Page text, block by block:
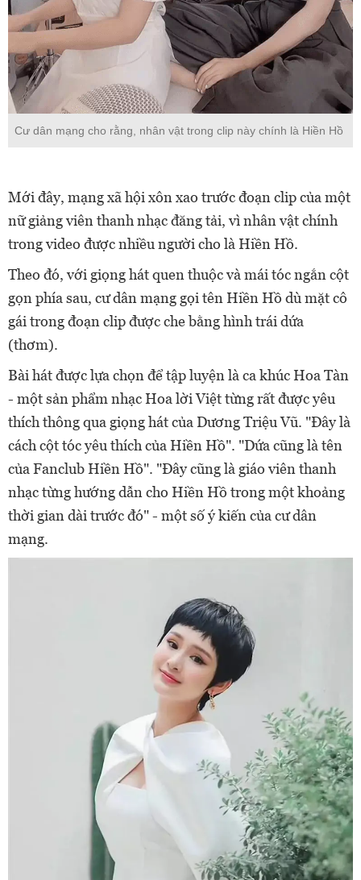
Cư dân mạng cho rằng, nhân vật trong clip này chính là Hiền Hồ
Mới đây, mạng xã hội xôn xao trước đoạn clip của một
nữ giảng viên thanh nhạc đăng tải, vì nhân vật chính
trong video được nhiều người cho là Hiền Hồ.
Theo đó, với giọng hát quen thuộc và mái tóc ngắn cột
gọn phía sau, cư dân mạng gọi tên Hiền Hồ dù mặt cô
gái trong đoạn clip được che bằng hình trái dứa
(thơm).
Bài hát được lựa chọn để tập luyện là ca khúc Hoa Tàn
- một sản phẩm nhạc Hoa lời Việt từng rất được yêu
thích thông qua giọng hát của Dương Triệu Vũ. "Đây là
cách cột tóc yêu thích của Hiền Hồ". "Dứa cũng là tên
của Fanclub Hiền Hồ". "Đây cũng là giáo viên thanh
nhạc từng hướng dẫn cho Hiền Hồ trong một khoảng
thời gian dài trước đó" - một số ý kiến của cư dân
mạng.